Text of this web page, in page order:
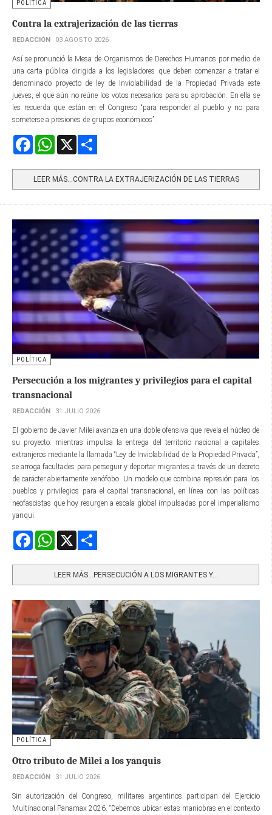
POLÍTICA
Contra la extrajerización de las tierras
REDACCIÓN 03 AGOSTO 2026
Así se pronunció la Mesa de Organismos de Derechos Humanos por medio de
una carta pública dirigida a los legisladores que deben comenzar a tratar el
denominado proyecto de ley de Inviolabilidad de la Propiedad Privada este
jueves, el que aún no reúne los votos necesarios para su aprobación. En ella se
les recuerda que están en el Congreso “para responder al pueblo y no para
someterse a presiones de grupos económicos”.
FacebookWhatsApp
LEER MÁS…CONTRA LA EXTRAJERIZACIÓN DE LAS TIERRAS
POLÍTICA
Persecución a los migrantes y privilegios para el capital
transnacional
REDACCIÓN 31 JULIO 2026
El gobierno de Javier Milei avanza en una doble ofensiva que revela el núcleo de
su proyecto: mientras impulsa la entrega del territorio nacional a capitales
extranjeros mediante la llamada “Ley de Inviolabilidad de la Propiedad Privada”,
se arroga facultades para perseguir y deportar migrantes a través de un decreto
de carácter abiertamente xenófobo. Un modelo que combina represión para los
pueblos y privilegios para el capital transnacional, en línea con las políticas
neofascistas que hoy resurgen a escala global impulsadas por el imperialismo
yanqui.
FacebookWhatsApp
LEER MÁS…PERSECUCIÓN A LOS MIGRANTES Y...
POLÍTICA
Otro tributo de Milei a los yanquis
REDACCIÓN 31 JULIO 2026
Sin autorización del Congreso, militares argentinos participan del Ejercicio
Multinacional Panamax 2026. “Debemos ubicar estas maniobras en el contexto